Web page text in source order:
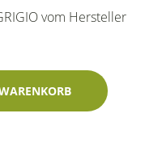
vom Hersteller
Einschichtlack Menge